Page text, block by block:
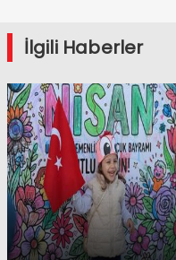
İlgili Haberler